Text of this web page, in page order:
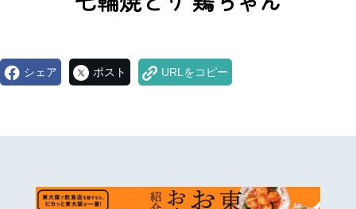
シェア ポスト URLをコピー